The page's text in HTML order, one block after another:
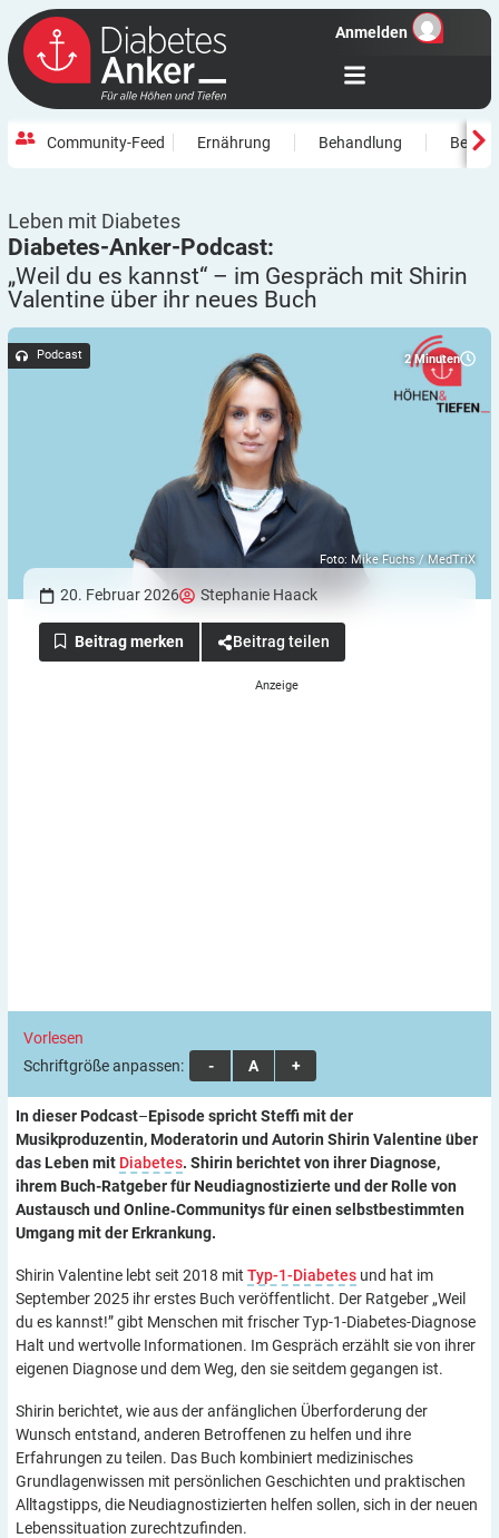
Anmelden
Community-Feed Ernährung Behandlung
Leben mit Diabetes
Diabetes-Anker-Podcast:
„Weil du es kannst“ – im Gespräch mit Shirin
Valentine über ihr neues Buch
2 Minuten
Foto: Mike Fuchs / MedTriX
Podcast
20. Februar 2026 Stephanie Haack
Beitrag teilen
Vorlesen
Schriftgröße anpassen:
A A A
In dieser Podcast–Episode spricht Steffi mit der
Musikproduzentin, Moderatorin und Autorin Shirin Valentine über
das Leben mit Diabetes. Shirin berichtet von ihrer Diagnose,
ihrem Buch-Ratgeberfür Neudiagnostizierte und der Rolle von
Austausch und Online‑Communitys für einen selbstbestimmten
Umgang mit der Erkrankung.
Shirin Valentine lebt seit 2018 mit Typ-1-Diabetes und hat im
September 2025 ihr erstes Buch veröffentlicht. Der Ratgeber „Weil
du es kannst!” gibt Menschen mit frischer Typ-1-Diabetes-Diagnose
Halt und wertvolle Informationen. Im Gespräch erzählt sie von ihrer
eigenen Diagnose und dem Weg, den sie seitdem gegangen ist.
Shirin berichtet, wie aus der anfänglichen Überforderung der
Wunsch entstand, anderen Betroffenen zu helfen und ihre
Erfahrungen zu teilen. Das Buch kombiniert medizinisches
Grundlagenwissen mit persönlichen Geschichten und praktischen
Alltagstipps, die Neudiagnostizierten helfen sollen, sich in der neuen
Lebenssituation zurechtzufinden.